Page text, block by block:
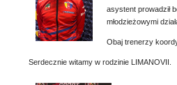
asystent prowadził
młodzieżowymi
Obaj trenerzy
Serdecznie witamy w rodzinie LIMANOVII.